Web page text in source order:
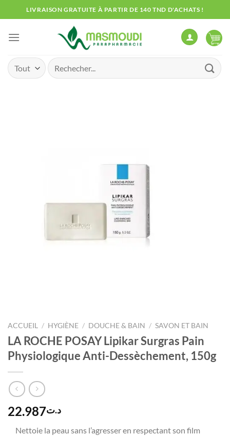
au
contenu
LIVRAISON GRATUITE À PARTIR DE 140 TND D'ACHATS !
Recherche
pour :
ACCUEIL / HYGIÈNE / DOUCHE & BAIN / SAVON ET BAIN
LA ROCHE POSAY Lipikar Surgras Pain
Physiologique Anti-Dessèchement, 150g
د.ت22.987
Nettoie la peau sans l’agresser en respectant son film